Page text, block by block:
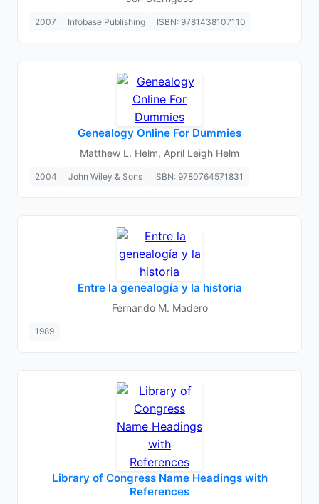
2007 Infobase Publishing ISBN: 9781438107110
Genealogy Online For Dummies
Matthew L. Helm, April Leigh Helm
2004 John Wiley & Sons ISBN: 9780764571831
Entre la genealogía y la historia
Fernando M. Madero
1989
Library of Congress Name Headings with
References